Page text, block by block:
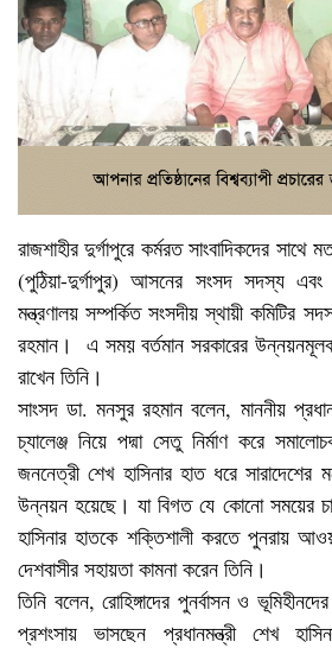
রাজশাহীর দুর্গাপুরে কর্মরত সাংবাদিকদের সাথে
(পুঠিয়া-দুর্গাপুর) আসনের সংসদ সদস্য এবং
মন্ত্রণালয় সম্পর্কিত সংসদীয় স্থায়ী কমিটির
রহমান। এ সময় বর্তমান সরকারের
রাখেন তিনি।
সাংসদ ডা. মনসুর রহমান বলেন, মাননীয়
চ্যালেঞ্জ নিয়ে পদ্মা সেতু নির্মাণ করে
জননেত্রী শেখ হাসিনার হাত ধরে সারাদেশের
উন্নয়ন হয়েছে। যা বিগত যে কোনো সময়ের
হাসিনার হাতকে শক্তিশালী করতে পুনরায়
দেশবাসীর সহায়তা কামনা করেন তিনি।
তিনি বলেন, রোহিঙ্গাদের পুনর্বাসন ও
প্রশংসায় ভাসছেন প্রধানমন্ত্রী শেখ